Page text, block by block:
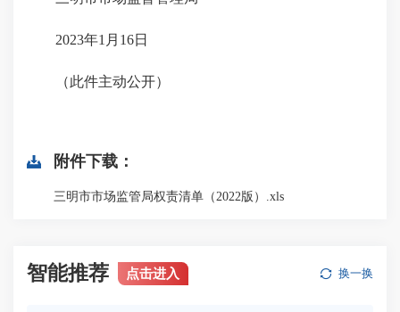
2023年1月16日
（此件主动公开）
附件下载：
三明市市场监管局权责清单（2022版）.xls
智能推荐 点击进入 换一换